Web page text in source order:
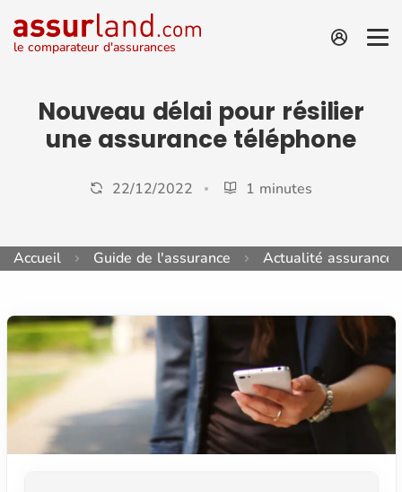
le comparateur d'assurances
Nouveau délai pour résilier
une assurance téléphone
22/12/2022 1 minutes
Accueil Guide de l'assurance Actualité assurance